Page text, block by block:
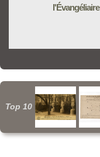
l'Évangéliaire
Top 10